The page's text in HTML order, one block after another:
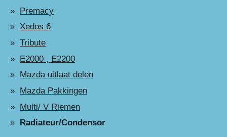
Premacy
Xedos 6
Tribute
E2000 , E2200
Mazda uitlaat delen
Mazda Pakkingen
Multi/ V Riemen
Radiateur/Condensor